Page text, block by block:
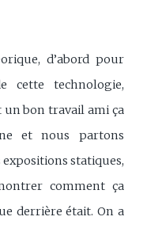
d’abord pour
cette technologie,
un bon travail ami ça
et nous partons
statiques,
comment ça
derrière était. On a